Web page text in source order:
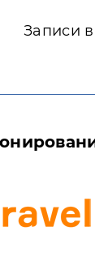
Записи